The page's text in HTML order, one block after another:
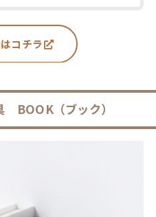
コチラ
BOOK（ブック）